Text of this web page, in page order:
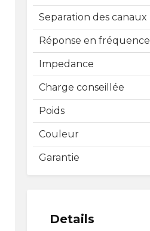
Separation des canaux
Réponse en fréquence
Impedance
Charge conseillée
Poids
Couleur
Garantie
Details